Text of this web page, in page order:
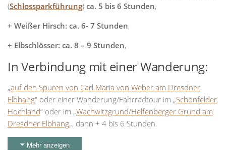
(Schlossparkführung) ca. 5 bis 6 Stunden,
+ Weißer Hirsch: ca. 6- 7 Stunden,
+ Elbschlösser: ca. 8 – 9 Stunden,
In Verbindung mit einer Wanderung:
„auf den Spuren von Carl Maria von Weber am Dresdner
Elbhang“ oder einer Wanderung/Fahrradtour im „Schönfelder
Hochland“ oder im „Wachwitzgrund/Helfenberger Grund am
Dresdner Elbhang„, dann + 4 bis 6 Stunden.
Mehr anzeigen